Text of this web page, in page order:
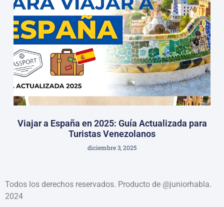
Viajar a España en 2025: Guía Actualizada para
Turistas Venezolanos
diciembre 3, 2025
Todos los derechos reservados. Producto de @juniorhabla.
2024